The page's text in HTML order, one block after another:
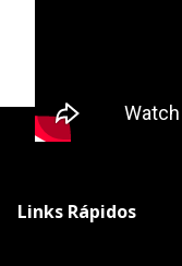
Links Rápidos